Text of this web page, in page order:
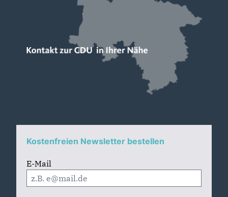
Kostenfreien Newsletter bestellen
E-Mail